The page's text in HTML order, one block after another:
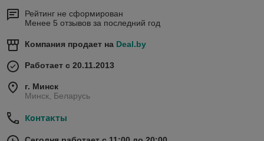
Рейтинг не сформирован
Менее 5 отзывов за последний год
Компания продает на Deal.by
Работает с 20.11.2013
г. Минск
Минск, Беларусь
Контакты